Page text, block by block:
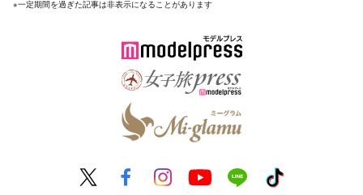
※一定期間を過ぎた記事は非表示になることがあります